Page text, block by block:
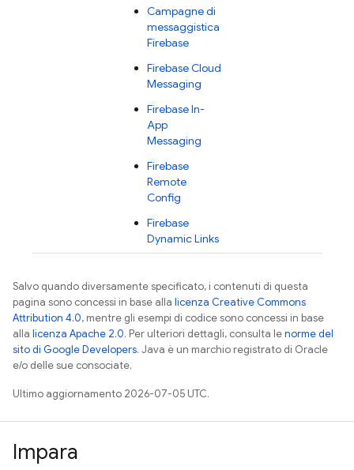
Campagne di
messaggistica
Firebase
Firebase Cloud
Messaging
Firebase In-
App
Messaging
Firebase
Remote
Config
Firebase
Dynamic Links
Salvo quando diversamente specificato, i contenuti di questa
pagina sono concessi in base alla licenza Creative Commons
Attribution 4.0, mentre gli esempi di codice sono concessi in base
alla licenza Apache 2.0. Per ulteriori dettagli, consulta lenorme del
sito di Google Developers. Java è un marchio registrato di Oracle
e/o delle sue consociate.
Ultimo aggiornamento 2026-07-05 UTC.
Impara